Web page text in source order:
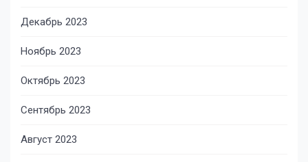
Декабрь 2023
Ноябрь 2023
Октябрь 2023
Сентябрь 2023
Август 2023